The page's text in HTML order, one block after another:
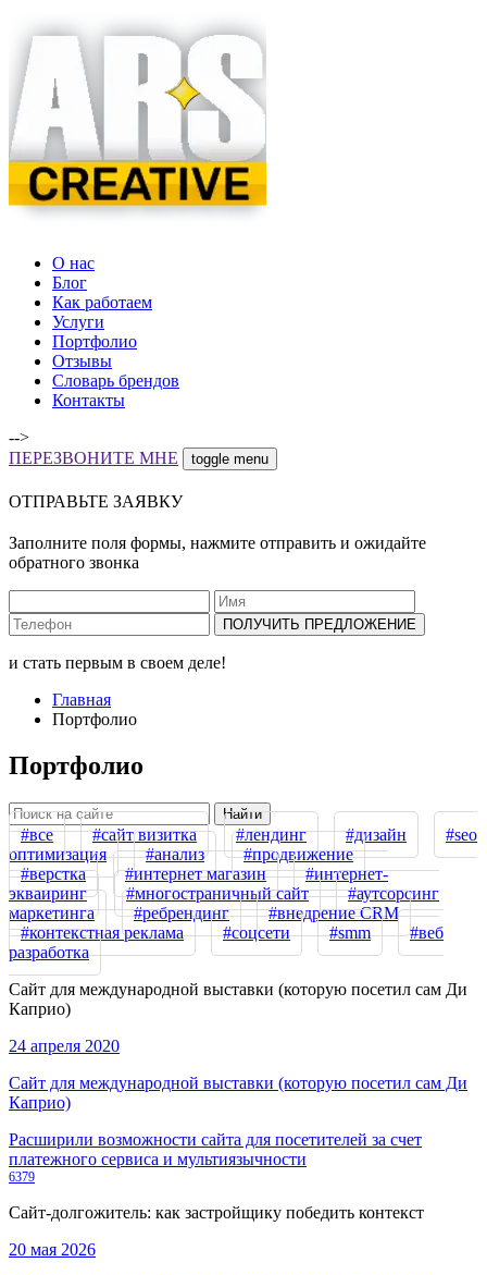
О нас
Блог
Как работаем
Услуги
Портфолио
Отзывы
Словарь брендов
Контакты
-->
ПЕРЕЗВОНИТЕ МНЕ
toggle menu
ОТПРАВЬТЕ ЗАЯВКУ
Заполните поля формы, нажмите отправить и ожидайте
обратного звонка
ПОЛУЧИТЬ ПРЕДЛОЖЕНИЕ
и стать первым в своем деле!
Главная
Портфолио
Портфолио
Найти
#все #сайт визитка #лендинг #дизайн
#seo
оптимизация
#анализ
#продвижение
#верстка
#интернет магазин
#интернет-
экваиринг
#многостраничный сайт
#аутсорсинг
маркетинга
#ребрендинг
#внедрение CRM
#контекстная реклама
#соцсети #smm
#веб
разработка
Сайт для международной выставки (которую посетил сам Ди
Каприо)
24 апреля 2020
Сайт для международной выставки (которую посетил сам Ди
Каприо)
Расширили возможности сайта для посетителей за счет
платежного сервиса и мультиязычности
6379
Сайт-долгожитель: как застройщику победить контекст
20 мая 2026